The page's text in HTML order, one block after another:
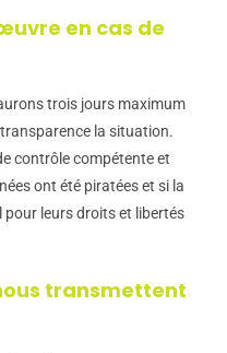
en cas de
trois jours maximum
la situation.
contrôle compétente et
ont été piratées et si la
pour leurs droits et libertés
transmettent